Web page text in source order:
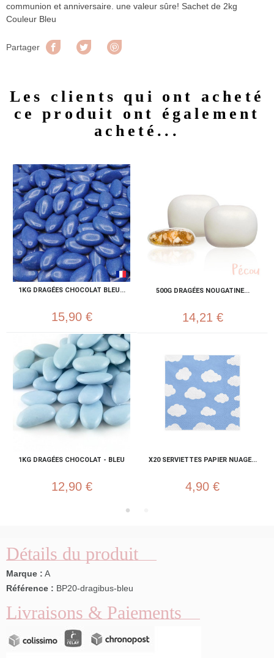
communion et anniversaire. une valeur sûre! Sachet de 2kg
Couleur Bleu
Partager Partager Tweet
Les clients qui ont acheté
ce produit ont également
acheté...
1KG DRAGÉES CHOCOLAT BLEU...
15,90 €
500G DRAGÉES NOUGATINE...
14,21 €
1KG DRAGÉES CHOCOLAT - BLEU
12,90 €
X20 SERVIETTES PAPIER NUAGE...
4,90 €
Détails du produit
Marque : A
Référence : BP20-dragibus-bleu
Livraisons & Paiements